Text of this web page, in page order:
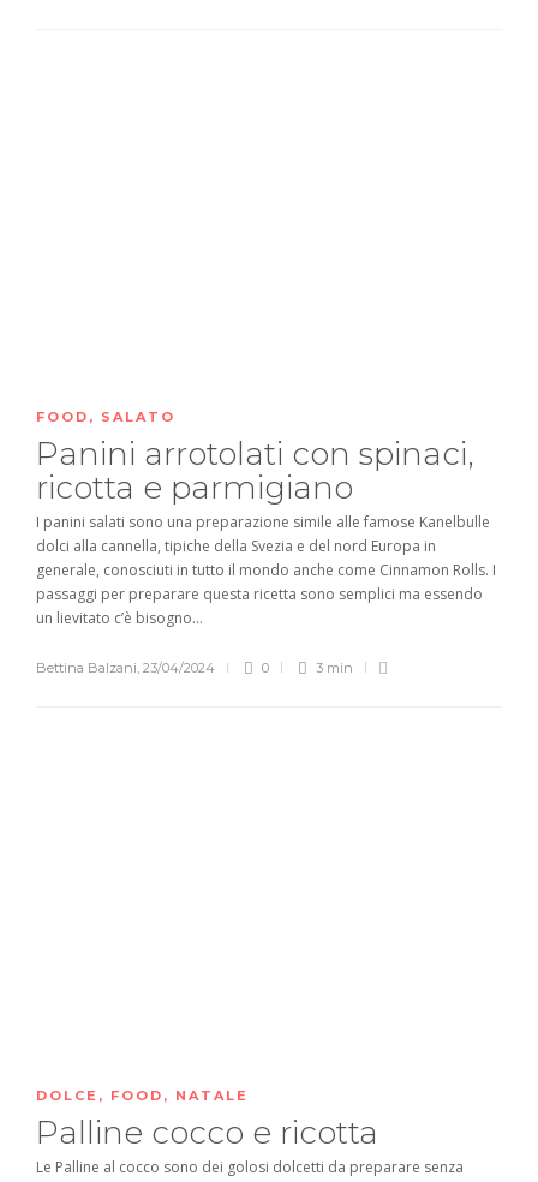
FOOD , SALATO
Panini arrotolati con spinaci,
ricotta e parmigiano
I panini salati sono una preparazione simile alle famose Kanelbulle
dolci alla cannella, tipiche della Svezia e del nord Europa in
generale, conosciuti in tutto il mondo anche come Cinnamon Rolls. I
passaggi per preparare questa ricetta sono semplici ma essendo
un lievitato c’è bisogno...
Bettina Balzani, 23/04/2024 0 3 min
DOLCE , FOOD , NATALE
Palline cocco e ricotta
Le Palline al cocco sono dei golosi dolcetti da preparare senza